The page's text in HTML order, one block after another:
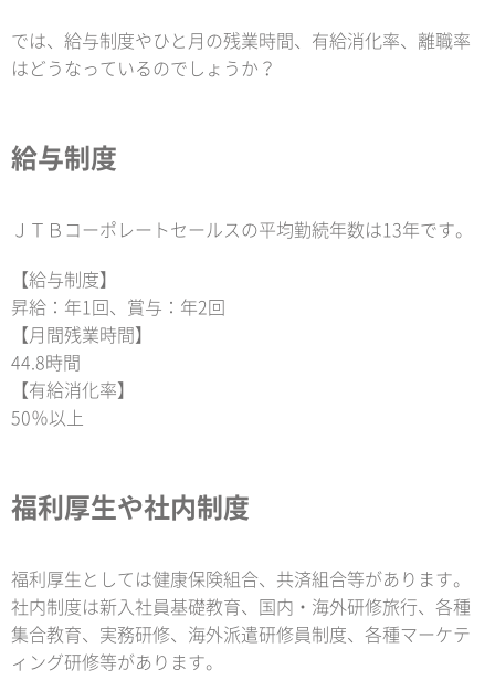
では、給与制度やひと月の残業時間、有給消化率、離職率
はどうなっているのでしょうか？
給与制度
ＪＴＢコーポレートセールスの平均勤続年数は13年です。
【給与制度】
昇給：年1回、賞与：年2回
【月間残業時間】
44.8時間
【有給消化率】
50％以上
福利厚生や社内制度
福利厚生としては健康保険組合、共済組合等があります。
社内制度は新入社員基礎教育、国内・海外研修旅行、各種
集合教育、実務研修、海外派遣研修員制度、各種マーケテ
ィング研修等があります。